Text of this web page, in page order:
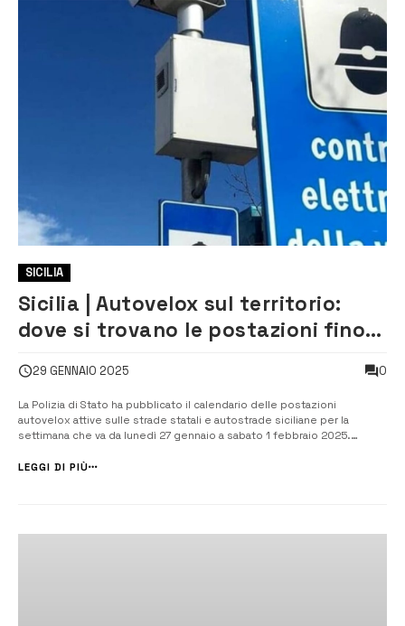
SICILIA
Sicilia | Autovelox sul territorio:
dove si trovano le postazioni fino
29 GENNAIO 2025 0
La Polizia di Stato ha pubblicato il calendario delle postazioni
autovelox attive sulle strade statali e autostrade siciliane per la
settimana che va da lunedì 27 gennaio a sabato 1 febbraio 2025.
sicurezza stradale, prevenire incidenti e controllare i comportament...
LEGGI DI PIÙ